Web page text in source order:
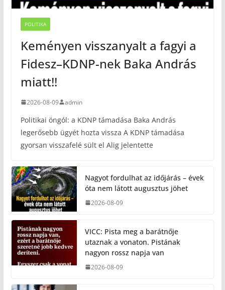
POLITIKA
Keményen visszanyalt a fagyi a
Fidesz–KDNP-nek Baka András
miatt!!
2026-08-09 admin
Politikai öngól: a KDNP támadása Baka András
legerősebb ügyét hozta vissza A KDNP támadása
gyorsan visszafelé sült el Alig jelentette
Nagyot fordulhat az időjárás – évek
óta nem látott augusztus jöhet
2026-08-09
VICC: Pista meg a barátnője
utaznak a vonaton. Pistának
nagyon rossz napja van
2026-08-09